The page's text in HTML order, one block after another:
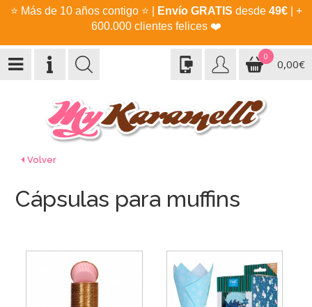
⭐ Más de 10 años contigo ⭐ Envío GRATIS desde 49€| +
600.000 clientes felices ❤️
0
0,00€
Volver
Cápsulas para muffins